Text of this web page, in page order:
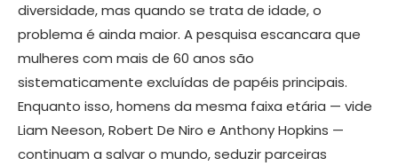
diversidade, mas quando se trata de idade, o
problema é ainda maior. A pesquisa escancara que
mulheres com mais de 60 anos são
sistematicamente excluídas de papéis principais.
Enquanto isso, homens da mesma faixa etária — vide
Liam Neeson, Robert De Niro e Anthony Hopkins —
continuam a salvar o mundo, seduzir parceiras